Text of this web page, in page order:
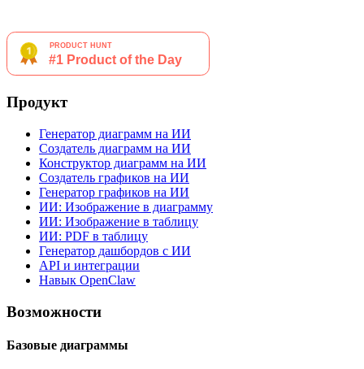
Продукт
Генератор диаграмм на ИИ
Создатель диаграмм на ИИ
Конструктор диаграмм на ИИ
Создатель графиков на ИИ
Генератор графиков на ИИ
ИИ: Изображение в диаграмму
ИИ: Изображение в таблицу
ИИ: PDF в таблицу
Генератор дашбордов с ИИ
API и интеграции
Навык OpenClaw
Возможности
Базовые диаграммы